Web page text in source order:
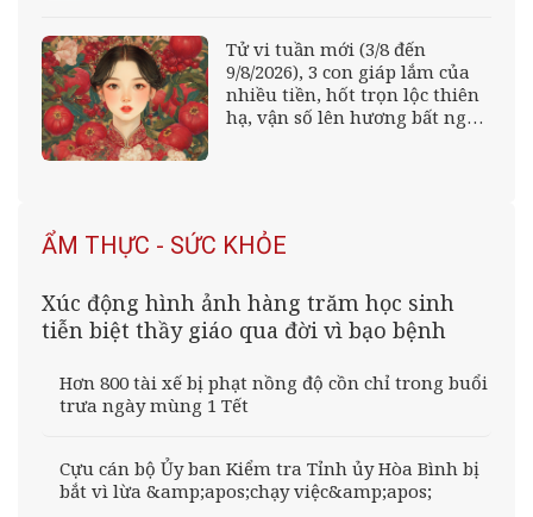
Tử vi tuần mới (3/8 đến
9/8/2026), 3 con giáp lắm của
nhiều tiền, hốt trọn lộc thiên
hạ, vận số lên hương bất ngờ,
ẨM THỰC - SỨC KHỎE
Xúc động hình ảnh hàng trăm học sinh
tiễn biệt thầy giáo qua đời vì bạo bệnh
Hơn 800 tài xế bị phạt nồng độ cồn chỉ trong buổi
trưa ngày mùng 1 Tết
Cựu cán bộ Ủy ban Kiểm tra Tỉnh ủy Hòa Bình bị
bắt vì lừa &amp;apos;chạy việc&amp;apos;